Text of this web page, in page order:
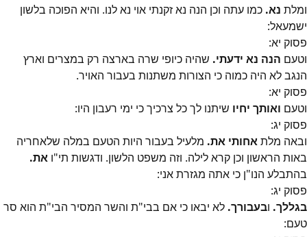
ומלת נא. כמו עתה וכן הנה נא זקנתי אוי נא לנו. והיא הפוכה בלשון
ישמעאל:
פסוק יא:
וטעם הנה נא ידעתי. שהיה כיופי שרה בארצה רק במצרים וארץ
הנגב לא היה כמוה כי הצורות משתנות בעבור האויר.
פסוק יא:
וטעם ואותך יחיו שיתנו לך כל צרכיך כי ימי רעבון היו:
פסוק יג:
ובאה מלתאחותי את. מלעיל בעבור היות הטעם במלה שלאחריה
באות הראשון וכן קרא לילה. וזה משפט הלשון. ודגשות תי"ו את.
בהתבלע הנו"ן כי אתה מגזרת אני:
פסוק יג:
בגללך. ובעבורך. לא יבאו כי אם בבי"ת והשר המסיר הבי"ת הוא סר
טעם: